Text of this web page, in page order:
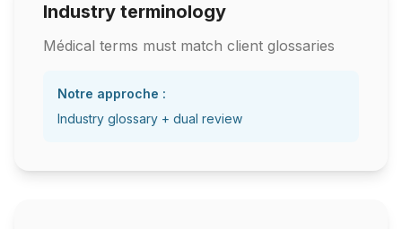
Industry terminology
Médical terms must match client glossaries
Notre approche :
Industry glossary + dual review